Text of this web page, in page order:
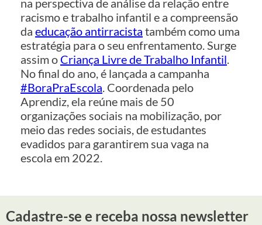
na perspectiva de análise da relação entre
racismo e trabalho infantil e a compreensão
da educação antirracista também como uma
estratégia para o seu enfrentamento. Surge
assim o Criança Livre de Trabalho Infantil.
No final do ano, é lançada a campanha
#BoraPraEscola. Coordenada pelo
Aprendiz, ela reúne mais de 50
organizações sociais na mobilização, por
meio das redes sociais, de estudantes
evadidos para garantirem sua vaga na
escola em 2022.
Cadastre-se e receba nossa newsletter